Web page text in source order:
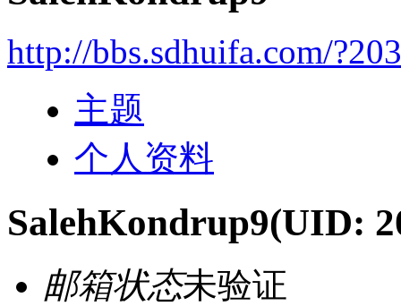
http://bbs.sdhuifa.com/
主题
个人资料
SalehKondrup9(UID:
邮箱状态未验证